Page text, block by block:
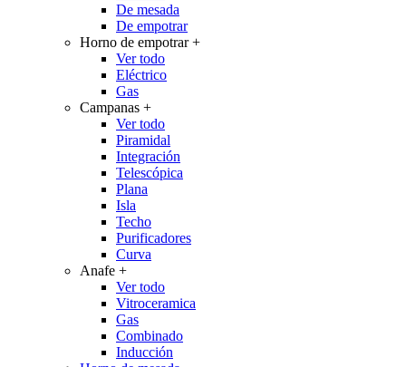
De mesada
De empotrar
Horno de empotrar+
Ver todo
Eléctrico
Gas
Campanas +
Ver todo
Piramidal
Integración
Telescópica
Plana
Isla
Techo
Purificadores
Curva
Anafe +
Ver todo
Vitroceramica
Gas
Combinado
Inducción